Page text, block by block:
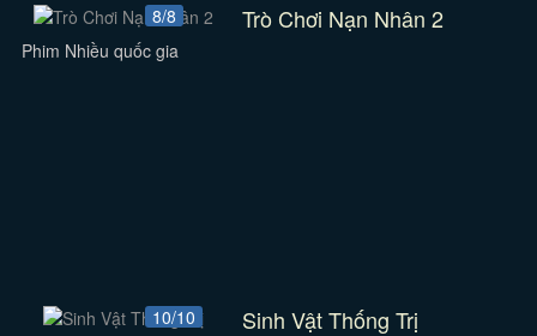
8/8 Trò Chơi Nạn Nhân 2
Phim Nhiều quốc gia
10/10 Sinh Vật Thống Trị